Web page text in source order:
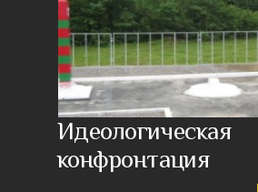
Идеологическая
конфронтация